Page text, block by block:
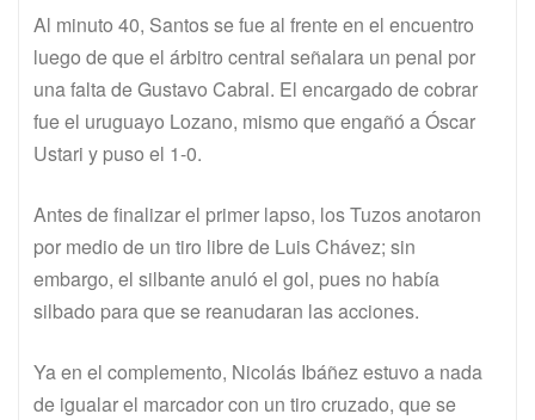
Al minuto 40, Santos se fue al frente en el encuentro
luego de que el árbitro central señalara un penal por
una falta de Gustavo Cabral. El encargado de cobrar
fue el uruguayo Lozano, mismo que engañó a Óscar
Ustari y puso el 1-0.
Antes de finalizar el primer lapso, los Tuzos anotaron
por medio de un tiro libre de Luis Chávez; sin
embargo, el silbante anuló el gol, pues no había
silbado para que se reanudaran las acciones.
Ya en el complemento, Nicolás Ibáñez estuvo a nada
de igualar el marcador con un tiro cruzado, que se